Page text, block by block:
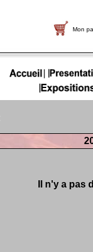
Mon
Il n'y a pas